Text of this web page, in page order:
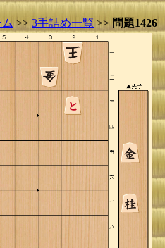
>> 3手詰め一覧 >> 問題1426